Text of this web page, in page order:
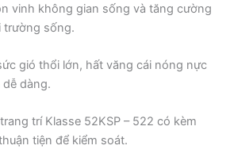
vinh không gian sống và tăng cường
trường sống.
gió thổi lớn, hất văng cái nóng nực
dàng.
trí Klasse 52KSP – 522 có kèm
tiện để kiểm soát.